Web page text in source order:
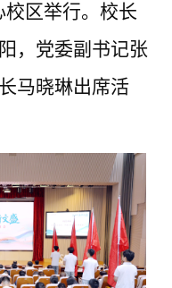
校区举行。校长
，党委副书记张
马晓琳出席活